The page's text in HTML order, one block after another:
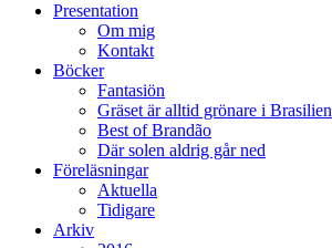
Presentation
Om mig
Kontakt
Böcker
Fantasiön
Gräset är alltid grönare i Brasilien
Best of Brandão
Där solen aldrig går ned
Föreläsningar
Aktuella
Tidigare
Arkiv